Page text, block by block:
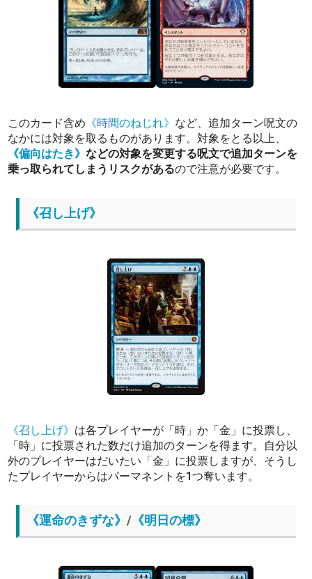
このカード含め 《時間のねじれ》 など、追加ターン呪文の
なかには対象を取るものがあります。対象をとる以上、
《偏向はたき》などの対象を変更する呪文で追加ターンを
乗っ取られてしまうリスクがあるので注意が必要です。
《召し上げ》
《召し上げ》 は各プレイヤーが「時」か「金」に投票し、
「時」に投票された数だけ追加のターンを得ます。自分以
外のプレイヤーはだいたい「金」に投票しますが、そうし
たプレイヤーからはパーマネントを1つ奪います。
《運命のきずな》/ 《明日の標》